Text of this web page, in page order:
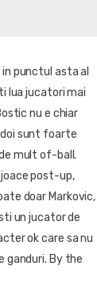
punctul asta al
lua jucatori mai
nu e chiar
sunt foarte
mult of-ball.
post-up,
doar Markovic,
un jucator de
ok care sa nu
ganduri. By the